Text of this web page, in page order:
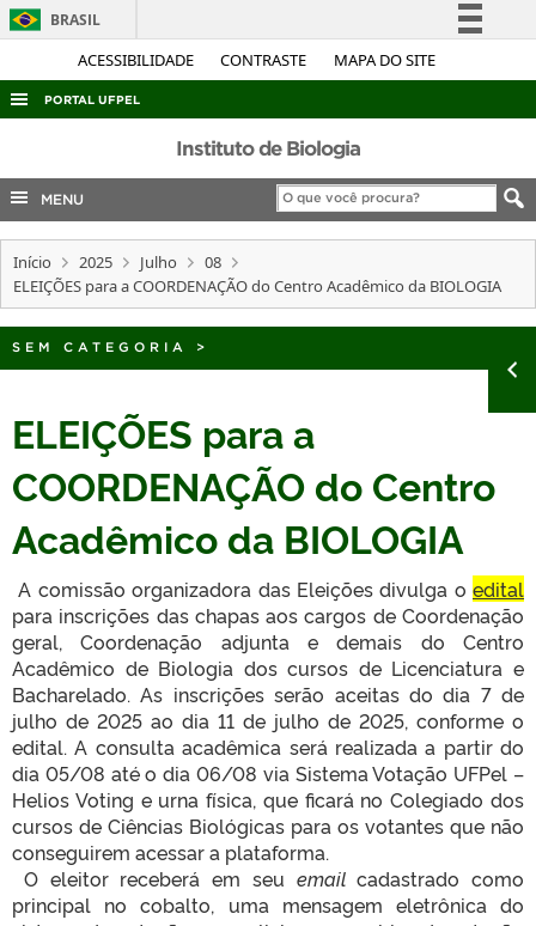
ACESSIBILIDADE CONTRASTE MAPA DO SITE
BRASIL
Simplifique!
Acesso à informação
Legislação
Canais
PORTAL UFPEL
ACESSO À INFORMAÇÃO
AUDITORIA
COBALTO
CONCURSOS
INTERNACIONAL
PORTARIAS
Instituto de Biologia
MENU
Início 2025 Julho
08
ELEIÇÕES para a COORDENAÇÃO do Centro Acadêmico da BIOLOGIA
SEM CATEGORIA >
ELEIÇÕES para a
COORDENAÇÃO do Centro
Acadêmico da BIOLOGIA
A comissão organizadora das Eleições divulga o edital
para inscrições das chapas aos cargos de Coordenação
geral, Coordenação adjunta e demais do Centro
Acadêmico de Biologia dos cursos de Licenciatura e
Bacharelado. As inscrições serão aceitas do dia 7 de
julho de 2025 ao dia 11 de julho de 2025, conforme o
edital. A consulta acadêmica será realizada a partir do
dia 05/08 até o dia 06/08 via Sistema Votação UFPel –
Helios Voting e urna física, que ficará no Colegiado dos
cursos de Ciências Biológicas para os votantes que não
conseguirem acessar a plataforma.
O eleitor receberá em seu emailcadastrado como
principal no cobalto, uma mensagem eletrônica do